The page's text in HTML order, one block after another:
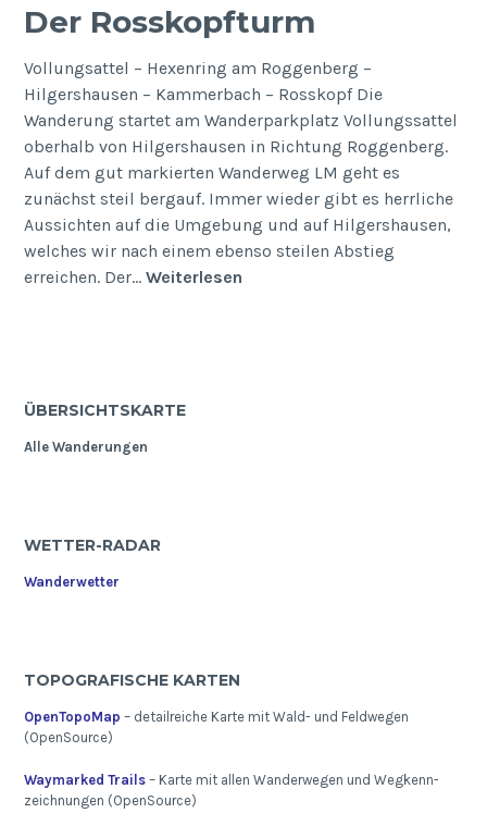
Der Rosskopfturm
Vollungsattel – Hexenring am Roggenberg –
Hilgershausen – Kammerbach – Rosskopf Die
Wanderung startet am Wanderparkplatz Vollungssattel
oberhalb von Hilgershausen in Richtung Roggenberg.
Auf dem gut markierten Wanderweg LM geht es
zunächst steil bergauf. Immer wieder gibt es herrliche
Aussichten auf die Umgebung und auf Hilgershausen,
welches wir nach einem ebenso steilen Abstieg
erreichen. Der…Weiterlesen
ÜBERSICHTSKARTE
Alle Wanderungen
WETTER-RADAR
Wanderwetter
TOPOGRAFISCHE KARTEN
OpenTopoMap – detailreiche Karte mit Wald- und Feldwegen
(OpenSource)
Waymarked Trails – Karte mit allen Wanderwegen und Wegkenn-
zeichnungen (OpenSource)